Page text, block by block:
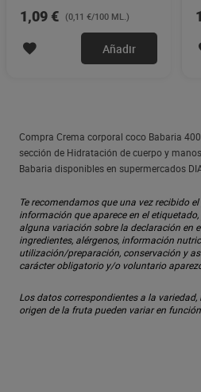
1,09 € (0,11 €/100 ML.)
Añadir
Compra Crema corporal coco Babaria
sección de Hidratación de cuerpo y
Babaria disponibles en supermercados
Te recomendamos que una vez recibido
información que aparece en el
alguna variación sobre la declaración en
ingredientes, alérgenos, información
utilización/preparación, conservación y
carácter obligatorio y/o voluntario
Los datos correspondientes a la
origen de la fruta pueden variar en